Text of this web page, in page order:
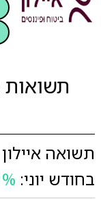
בחודש יוני: